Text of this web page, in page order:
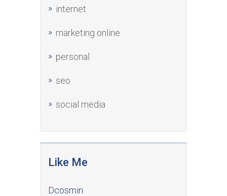
internet
marketing online
personal
seo
social media
Like Me
Dcosmin